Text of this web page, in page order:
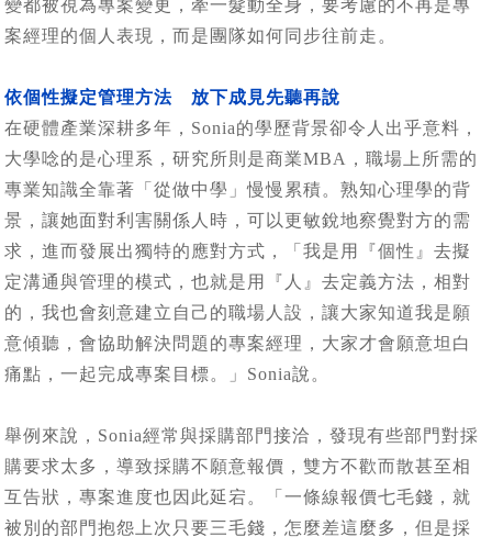
變都被視為專案變更，牽一髮動全身，要考慮的不再是專
案經理的個人表現，而是團隊如何同步往前走。
依個性擬定管理方法 放下成見先聽再說
在硬體產業深耕多年，Sonia的學歷背景卻令人出乎意料，
大學唸的是心理系，研究所則是商業MBA，職場上所需的
專業知識全靠著「從做中學」慢慢累積。熟知心理學的背
景，讓她面對利害關係人時，可以更敏銳地察覺對方的需
求，進而發展出獨特的應對方式，「我是用『個性』去擬
定溝通與管理的模式，也就是用『人』去定義方法，相對
的，我也會刻意建立自己的職場人設，讓大家知道我是願
意傾聽，會協助解決問題的專案經理，大家才會願意坦白
痛點，一起完成專案目標。」Sonia說。
舉例來說，Sonia經常與採購部門接洽，發現有些部門對採
購要求太多，導致採購不願意報價，雙方不歡而散甚至相
互告狀，專案進度也因此延宕。「一條線報價七毛錢，就
被別的部門抱怨上次只要三毛錢，怎麼差這麼多，但是採